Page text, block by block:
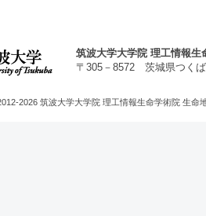
筑波大学大学院 理工情報
〒305－8572 茨城県つくば
2026 筑波大学大学院 理工情報生命学術院 生